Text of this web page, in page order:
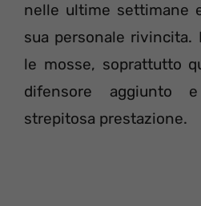
nelle ultime settimane
sua personale rivincita.
le mosse, soprattutto
difensore aggiunto
strepitosa prestazione.